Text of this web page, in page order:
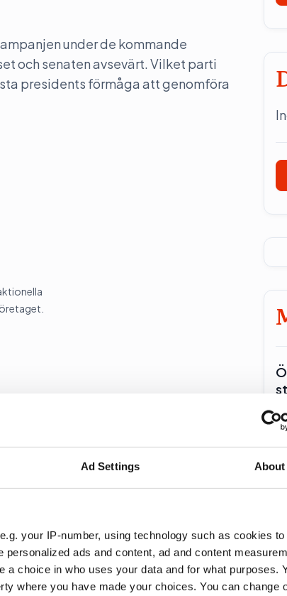
Ad Settings About
your IP-number, using technology such as cookies to
ads and content, ad and content
choice in who uses your data and for what purposes.
where you have made your choices. You can change
under de kommande
och senaten avsevärt. Vilket parti
presidents förmåga att genomföra
sina företag att växa.